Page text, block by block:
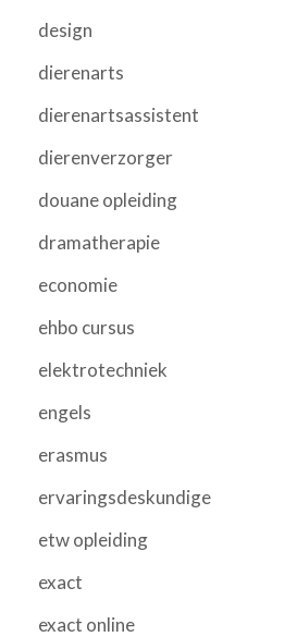
design
dierenarts
dierenartsassistent
dierenverzorger
douane opleiding
dramatherapie
economie
ehbo cursus
elektrotechniek
engels
erasmus
ervaringsdeskundige
etw opleiding
exact
exact online